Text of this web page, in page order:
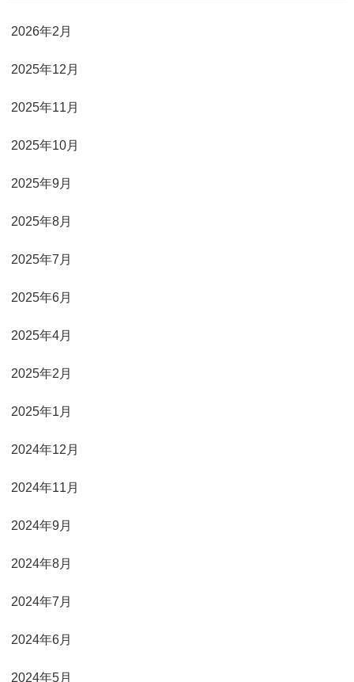
2026年2月
2025年12月
2025年11月
2025年10月
2025年9月
2025年8月
2025年7月
2025年6月
2025年4月
2025年2月
2025年1月
2024年12月
2024年11月
2024年9月
2024年8月
2024年7月
2024年6月
2024年5月